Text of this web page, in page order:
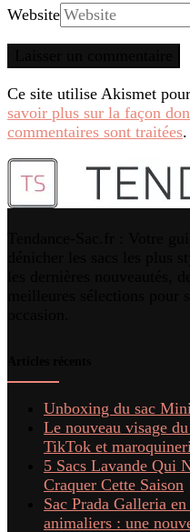
Website
Ce site utilise Akismet
savoir plus sur la façon
commentaires sont traitées.
Unboxing du sac
Le nouveau visage
TikTok et
5 Sacs Lavande Qui
Craquer Cette Saison
Sac Prada Galleria
animaliers : une